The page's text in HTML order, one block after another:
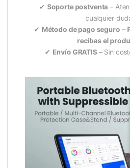
✔ Soporte postventa –
cualquier
✔ Método de pago seguro –
recibas el
✔ Envío GRATIS– Sin